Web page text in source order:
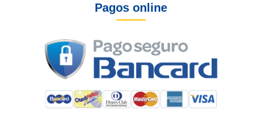
Pagos online